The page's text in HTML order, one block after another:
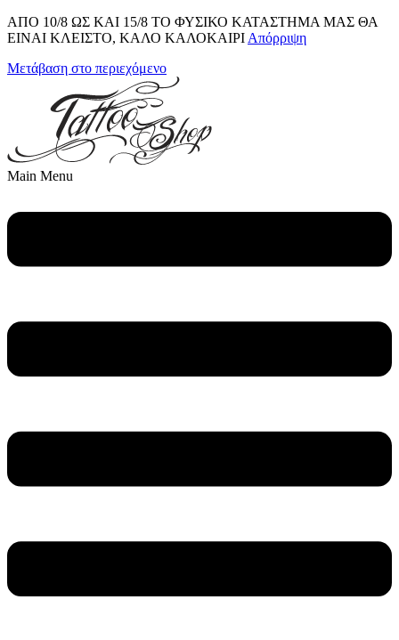
ΑΠΟ 10/8 ΩΣ KAI 15/8 ΤΟ ΦΥΣΙΚΟ ΚΑΤΑΣΤΗΜΑ ΜΑΣ ΘΑ
ΕΙΝΑΙ ΚΛΕΙΣΤΟ, ΚΑΛΟ ΚΑΛΟΚΑΙΡΙ Απόρριψη
Μετάβαση στο περιεχόμενο
Main Menu